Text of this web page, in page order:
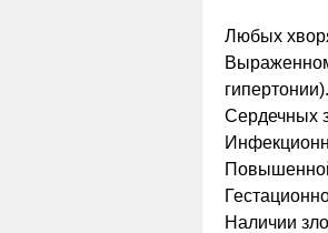
Любых
гипертонии).
Сердечных
Наличии